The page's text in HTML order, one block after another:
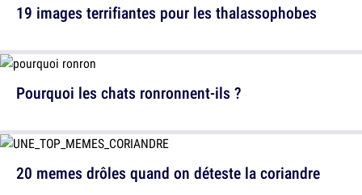
19 images terrifiantes pour les thalassophobes
20 memes drôles quand on déteste la coriandre
Pourquoi les chats ronronnent-ils ?